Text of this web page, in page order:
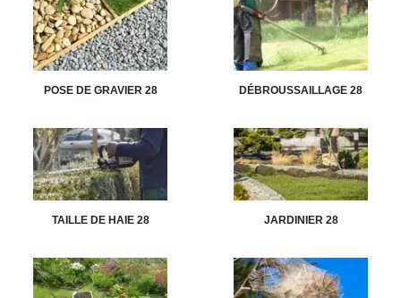
POSE DE GRAVIER 28 DÉBROUSSAILLAGE 28
TAILLE DE HAIE 28 JARDINIER 28